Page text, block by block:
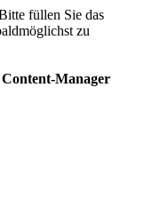
füllen Sie das
zu
Content-Manager